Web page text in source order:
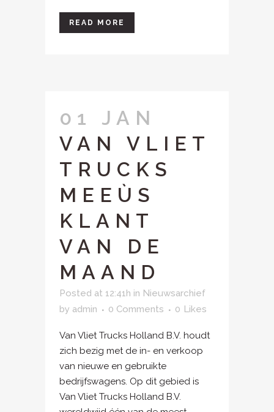
READ MORE
01 JAN
VAN VLIET
TRUCKS
MEEÙS
KLANT
VAN DE
MAAND
Posted at 12:41h in Nieuwsarchief
by admin 0 Comments 0 Likes
Van Vliet Trucks Holland B.V. houdt
zich bezig met de in- en verkoop
van nieuwe en gebruikte
bedrijfswagens. Op dit gebied is
Van Vliet Trucks Holland B.V.